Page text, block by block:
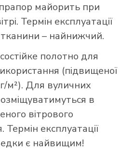
прапор майорить при
Термін експлуатації
тканини – найнижчий.
полотно для
(підвищеної
м²). Для вуличних
в
вітрового
експлуатації
є найвищим!